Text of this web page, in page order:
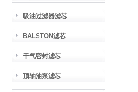
吸油过滤器滤芯
BALSTON滤芯
干气密封滤芯
顶轴油泵滤芯